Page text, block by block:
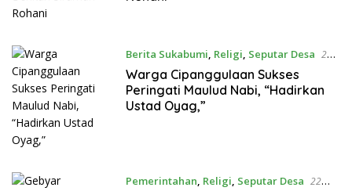
Berita Sukabumi, Religi, Seputar Desa 22
Oktober 2023
Warga Cipanggulaan Sukses
Peringati Maulud Nabi, “Hadirkan
Ustad Oyag,”
Pemerintahan, Religi, Seputar Desa 22